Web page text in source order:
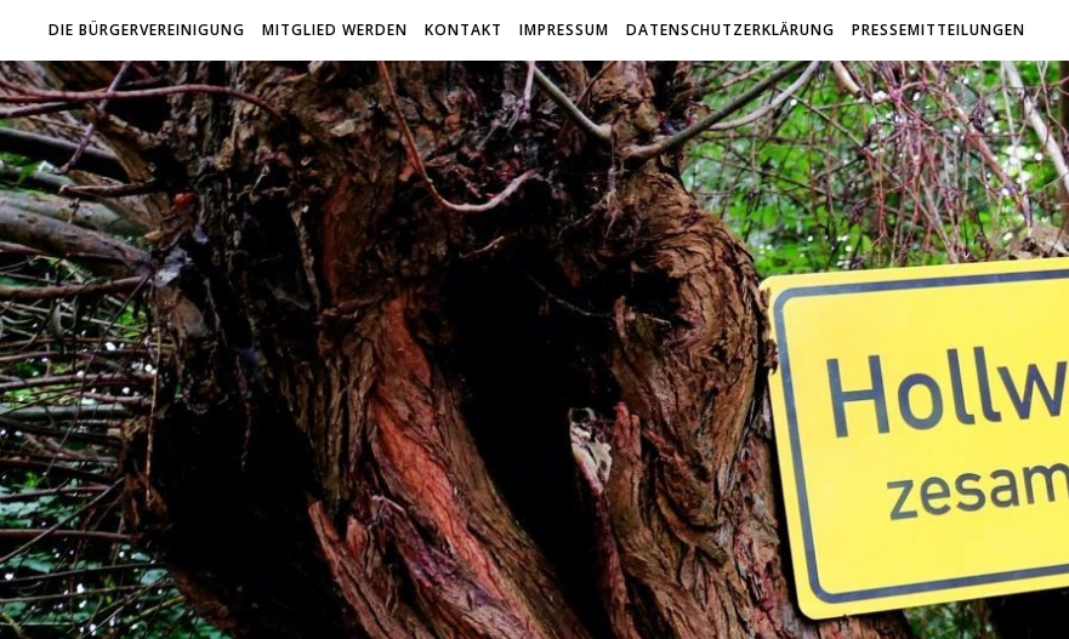
DIE BÜRGERVEREINIGUNG MITGLIED WERDEN KONTAKT IMPRESSUM DATENSCHUTZERKLÄRUNG PRESSEMITTEILUNGEN